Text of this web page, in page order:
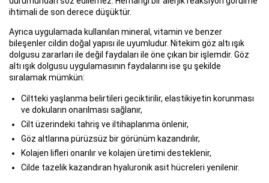
ihtimali de son derece düşüktür.
Ayrıca uygulamada kullanılan mineral, vitamin ve benzer
bileşenler cildin doğal yapısı ile uyumludur. Nitekim göz altı ışık
dolgusu zararları ile değil faydaları ile öne çıkan bir işlemdir. Göz
altı ışık dolgusu uygulamasının faydalarını ise şu şekilde
sıralamak mümkün:
Ciltteki yaşlanma belirtileri geciktirilir, elastikiyetin korunması
ve dokuların onarılması sağlanır,
Cilt üzerindeki tahriş ve iltihaplanma önlenir,
Göz altlarına pürüzsüz bir görünüm kazandırılır,
Kolajen lifleri onarılır ve kolajen üretimi desteklenir,
Cilde tazelik kazandıran hyaluronik asit hücreleri yenilenir.